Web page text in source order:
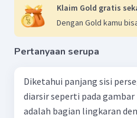
Klaim Gold gratis
Dengan Gold kamu
Pertanyaan serupa
Diketahui panjang sisi
diarsir seperti pada
adalah bagian lingkaran